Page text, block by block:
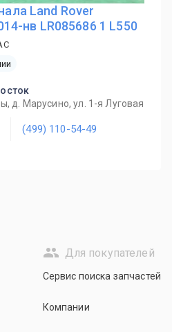
Land Rover
нв LR085686 1 L550
д. Марусино, ул. 1-я Луговая
(499) 110-54-49
Для покупателей
Сервис поиска запчастей
Компании